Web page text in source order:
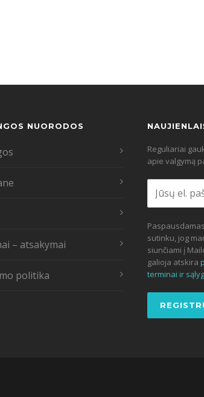
NUORODOS
– atsakymai
politika
Reguliariai
apie valgymą
sutinku, jog
siunčiami į
galioja atskira
terminai ir